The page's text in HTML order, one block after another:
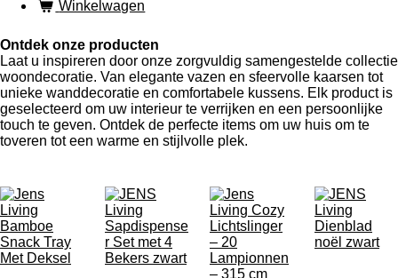
Winkelwagen
Ontdek onze producten
Laat u inspireren door onze zorgvuldig samengestelde collectie
woondecoratie. Van elegante vazen en sfeervolle kaarsen tot
unieke wanddecoratie en comfortabele kussens. Elk product is
geselecteerd om uw interieur te verrijken en een persoonlijke
touch te geven. Ontdek de perfecte items om uw huis om te
toveren tot een warme en stijlvolle plek.